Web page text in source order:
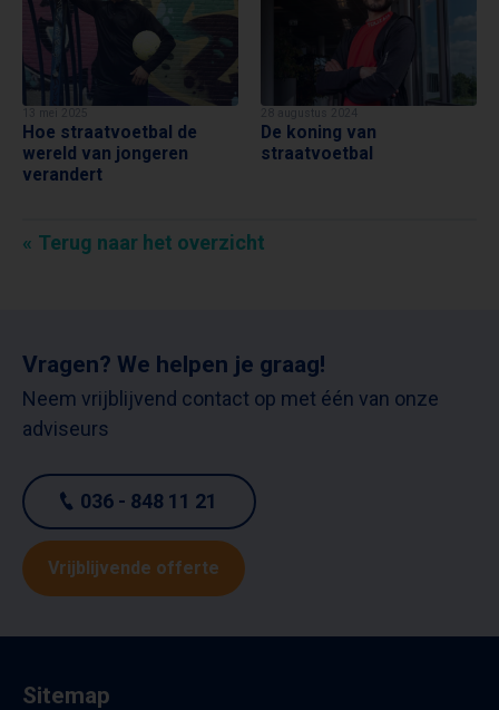
Hoe straatvoetbal de
wereld van jongeren
verandert
De koning van
straatvoetbal
Terug naar het overzicht
Vragen? We helpen je graag!
Neem vrijblijvend contact op met één van onze
adviseurs
036 - 848 11 21
Vrijblijvende offerte
Sitemap